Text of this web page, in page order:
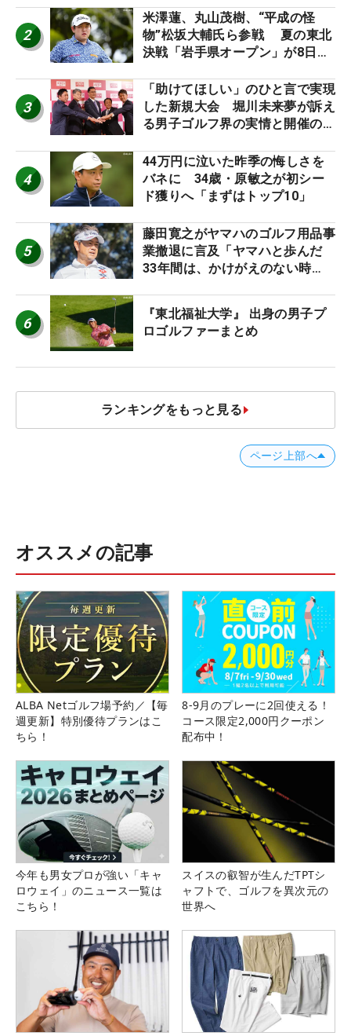
ーのヒトネタ！】
2
米澤蓮、丸山茂樹、“平成の怪
物”松坂大輔氏ら参戦 夏の東北
決戦「岩手県オープン」が8日開
3
「助けてほしい」のひと言で実現
した新規大会 堀川未来夢が訴え
る男子ゴルフ界の実情と開催の舞
4
44万円に泣いた昨季の悔しさを
バネに 34歳・原敏之が初シー
ド獲りへ「まずはトップ10」
5
藤田寛之がヤマハのゴルフ用品事
業撤退に言及「ヤマハと歩んだ
33年間は、かけがえのない時
6
『東北福祉大学』 出身の男子プ
ロゴルファーまとめ
ランキングをもっと見る
ページ上部へ
オススメの記事
ALBA Netゴルフ場予約／【毎
週更新】特別優待プランはこ
ちら！
8-9月のプレーに2回使える！
コース限定2,000円クーポン
配布中！
今年も男女プロが強い「キャ
ロウェイ」のニュース一覧は
こちら！
スイスの叡智が生んだTPTシ
ャフトで、ゴルフを異次元の
世界へ